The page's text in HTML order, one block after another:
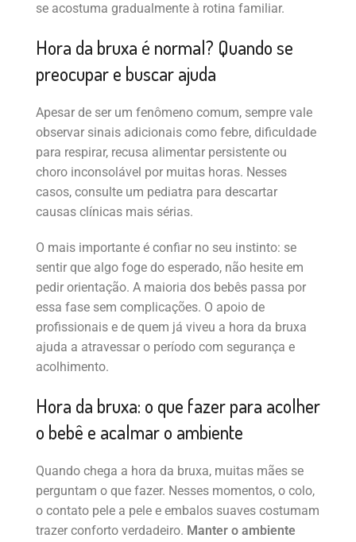
se acostuma gradualmente à rotina familiar.
Hora da bruxa é normal? Quando se
preocupar e buscar ajuda
Apesar de ser um fenômeno comum, sempre vale
observar sinais adicionais como febre, dificuldade
para respirar, recusa alimentar persistente ou
choro inconsolável por muitas horas. Nesses
casos, consulte um pediatra para descartar
causas clínicas mais sérias.
O mais importante é confiar no seu instinto: se
sentir que algo foge do esperado, não hesite em
pedir orientação. A maioria dos bebês passa por
essa fase sem complicações. O apoio de
profissionais e de quem já viveu a hora da bruxa
ajuda a atravessar o período com segurança e
acolhimento.
Hora da bruxa: o que fazer para acolher
o bebê e acalmar o ambiente
Quando chega a hora da bruxa, muitas mães se
perguntam o que fazer. Nesses momentos, o colo,
o contato pele a pele e embalos suaves costumam
trazer conforto verdadeiro. Manter o ambiente